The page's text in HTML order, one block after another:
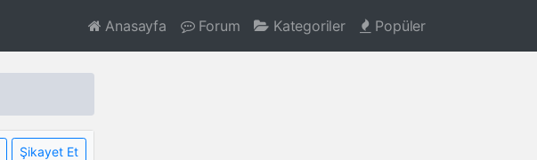
Anasayfa Forum Kategoriler Popüler
Şikayet Et